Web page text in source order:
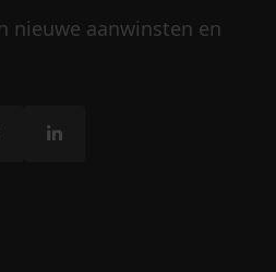
nieuwe aanwinsten en